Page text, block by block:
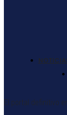
El portal definitivo